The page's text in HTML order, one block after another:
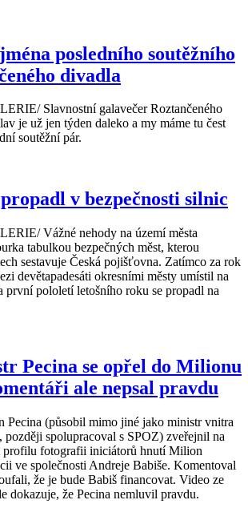
posledního soutěžního
divadla
Slavnostní galavečer Roztančeného
je už jen týden daleko a my máme tu čest
soutěžní pár.
v bezpečnosti silnic
Vážné nehody na území města
tabulkou bezpečných měst, kterou
sestavuje Česká pojišťovna. Zatímco za rok
devětapadesáti okresními městy umístil na
první pololetí letošního roku se propadl na
Pecina se opřel do Milionu
ale nepsal pravdu
(působil mimo jiné jako ministr vnitra
později spolupracoval s SPOZ) zveřejnil na
profilu fotografii iniciátorů hnutí Milion
ve společnosti Andreje Babiše. Komentoval
že je bude Babiš financovat. Video ze
dokazuje, že Pecina nemluvil pravdu.